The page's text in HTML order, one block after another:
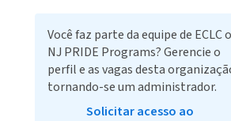
Você faz parte da equipe de ECLC
NJ PRIDE Programs? Gerencie o
perfil e as vagas desta
tornando-se um administrador.
Solicitar acesso ao